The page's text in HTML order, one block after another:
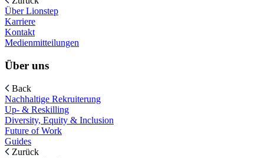
Über Lionstep
Karriere
Kontakt
Medienmitteilungen
Über uns
Back
Nachhaltige Rekruiterung
Up- & Reskilling
Diversity, Equity & Inclusion
Future of Work
Guides
Zurück